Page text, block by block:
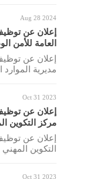
Aug 28 2024
إعلان عن
العامة للأمن
إعلان عن
مديرية الموارد
Oct 31 2023
إعلان عن
مركز التكوين
إعلان عن
التكوين
Oct 31 2023